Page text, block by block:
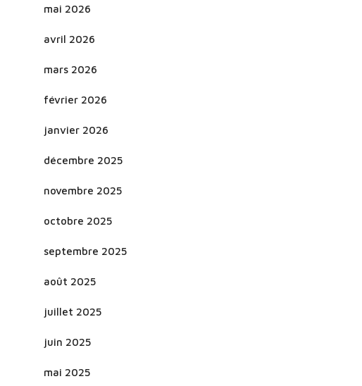
mai 2026
avril 2026
mars 2026
février 2026
janvier 2026
décembre 2025
novembre 2025
octobre 2025
septembre 2025
août 2025
juillet 2025
juin 2025
mai 2025